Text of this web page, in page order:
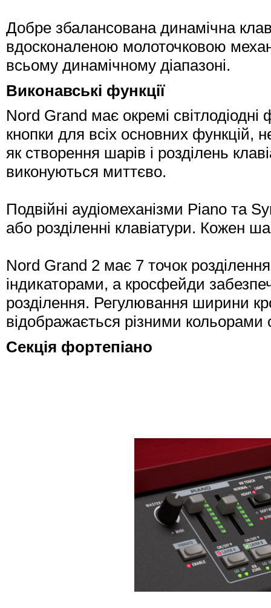
Добре збалансована динамічна
вдосконаленою молоточковою
всьому динамічному діапазоні.
Виконавські функції
Nord Grand має окремі
кнопки для всіх основних функцій,
як створення шарів і розділень
виконуються миттєво.
Подвійні аудіомеханізми Piano та
або розділенні клавіатури. Кожен
Nord Grand 2 має 7 точок
індикаторами, а кросфейди
розділення. Регулювання ширини
відображається різними кольорами
Секція фортепіано